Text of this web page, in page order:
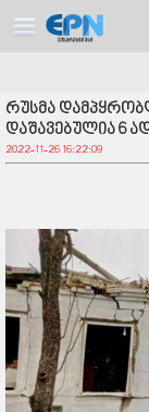
რუსმა
დაშავებულია 6
2022-11-26 16:22:09